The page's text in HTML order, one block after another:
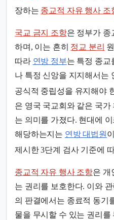
장하는 종교적 자유 행사 조
국교 금지 조항은 정부가 종
하며, 이는 흔히 정교 분리
따라 연방 정부는 특정 종교
나 특정 신앙을 지지해서는
공식적 중립성을 유지해야
은 영국 국교회와 같은 국
는 의미를 가졌다. 현대에
해당하는지는 연방 대법원 이
제시한 3단계 검사 기준에
종교적 자유 행사 조항은 개
는 권리를 보호한다. 이와 관
의 판결에서는 종료적 동기
물을 무시할 수 있는 권리